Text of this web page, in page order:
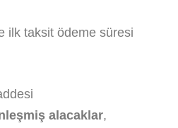
ilk taksit ödeme süresi
alacaklar,